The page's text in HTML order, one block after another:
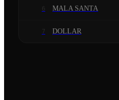
6 MALA SANTA
7 DOLLAR